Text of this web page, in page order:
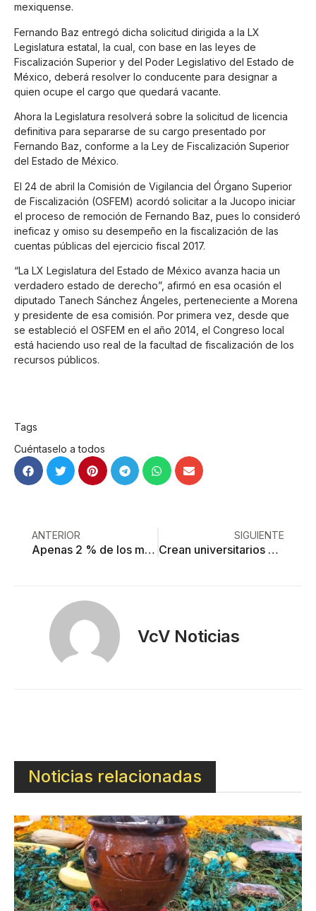
mexiquense.
Fernando Baz entregó dicha solicitud dirigida a la LX
Legislatura estatal, la cual, con base en las leyes de
Fiscalización Superior y del Poder Legislativo del Estado de
México, deberá resolver lo conducente para designar a
quien ocupe el cargo que quedará vacante.
Ahora la Legislatura resolverá sobre la solicitud de licencia
definitiva para separarse de su cargo presentado por
Fernando Baz, conforme a la Ley de Fiscalización Superior
del Estado de México.
El 24 de abril la Comisión de Vigilancia del Órgano Superior
de Fiscalización (OSFEM) acordó solicitar a la Jucopo iniciar
el proceso de remoción de Fernando Baz, pues lo consideró
ineficaz y omiso su desempeño en la fiscalización de las
cuentas públicas del ejercicio fiscal 2017.
“La LX Legislatura del Estado de México avanza hacia un
verdadero estado de derecho”, afirmó en esa ocasión el
diputado Tanech Sánchez Ángeles, perteneciente a Morena
y presidente de esa comisión. Por primera vez, desde que
se estableció el OSFEM en el año 2014, el Congreso local
está haciendo uso real de la facultad de fiscalización de los
recursos públicos.
Tags
Cuéntaselo a todos
ANTERIOR
Apenas 2 % de los mexicanos tiene un sólido hábito de lectura
SIGUIENTE
Crean universitarios chocolate anticólicos
VcV Noticias
Noticias relacionadas